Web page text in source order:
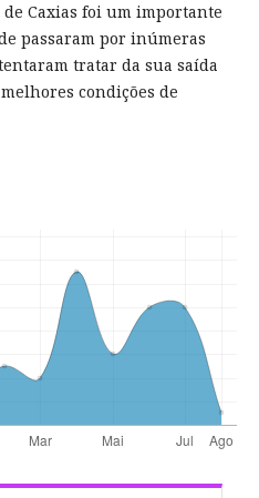
Caxias foi um importante
passaram por inúmeras
tratar da sua saída
condições de